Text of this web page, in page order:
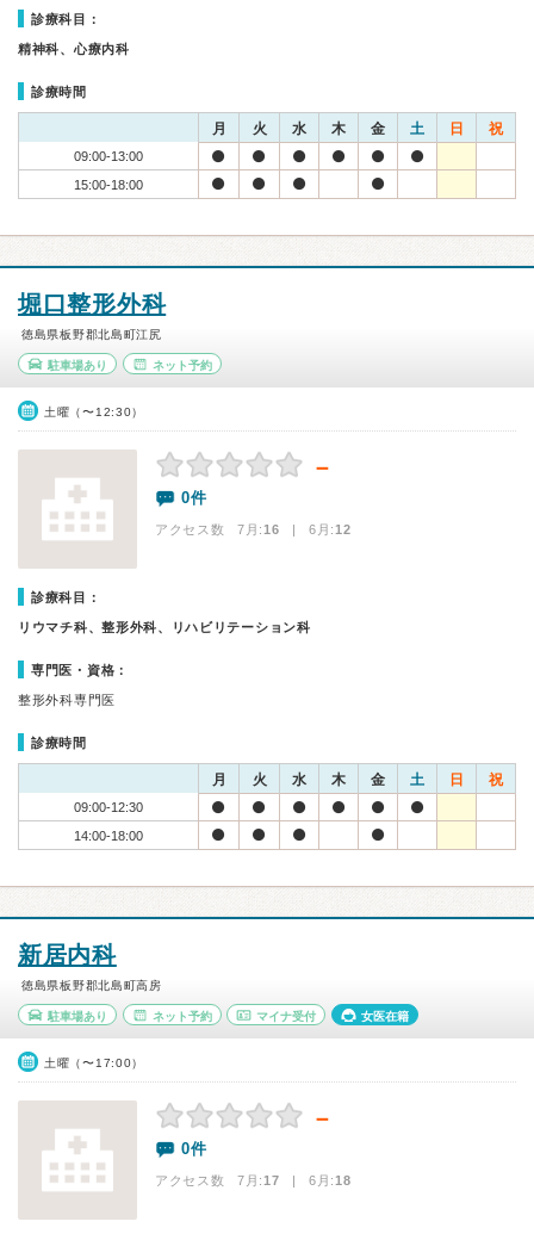
診療科目：
精神科、心療内科
診療時間
月 火 水 木 金 土 日 祝
09:00-13:00
15:00-18:00
堀口整形外科
徳島県板野郡北島町江尻
駐車場あり ネット予約
土曜（〜12:30）
－
0件
アクセス数 7月:16 | 6月:12
診療科目：
リウマチ科、整形外科、リハビリテーション科
専門医・資格：
整形外科専門医
診療時間
月 火 水 木 金 土 日 祝
09:00-12:30
14:00-18:00
新居内科
徳島県板野郡北島町高房
駐車場あり ネット予約 マイナ受付 女医在籍
土曜（〜17:00）
－
0件
アクセス数 7月:17 | 6月:18